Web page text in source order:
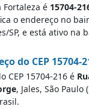
Fortaleza é 15704-
o endereço no
SP, e está ativo na
do CEP 15704-
CEP 15704-216 é
, Jales, São Paulo